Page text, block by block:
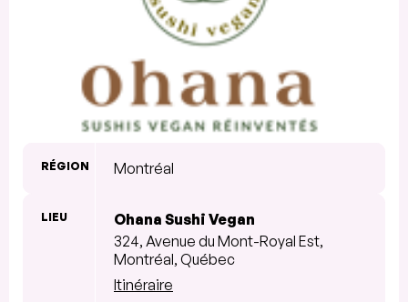
RÉGION Montréal
LIEU
Ohana Sushi Vegan
324, Avenue du Mont-Royal Est,
Montréal, Québec
Itinéraire